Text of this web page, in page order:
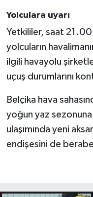
Yolculara uyarı
Yetkililer, saat 21.00
yolcuların
ilgili havayolu
uçuş durumlarını
Belçika hava
yoğun yaz sezonuna
ulaşımında yeni
endişesini de